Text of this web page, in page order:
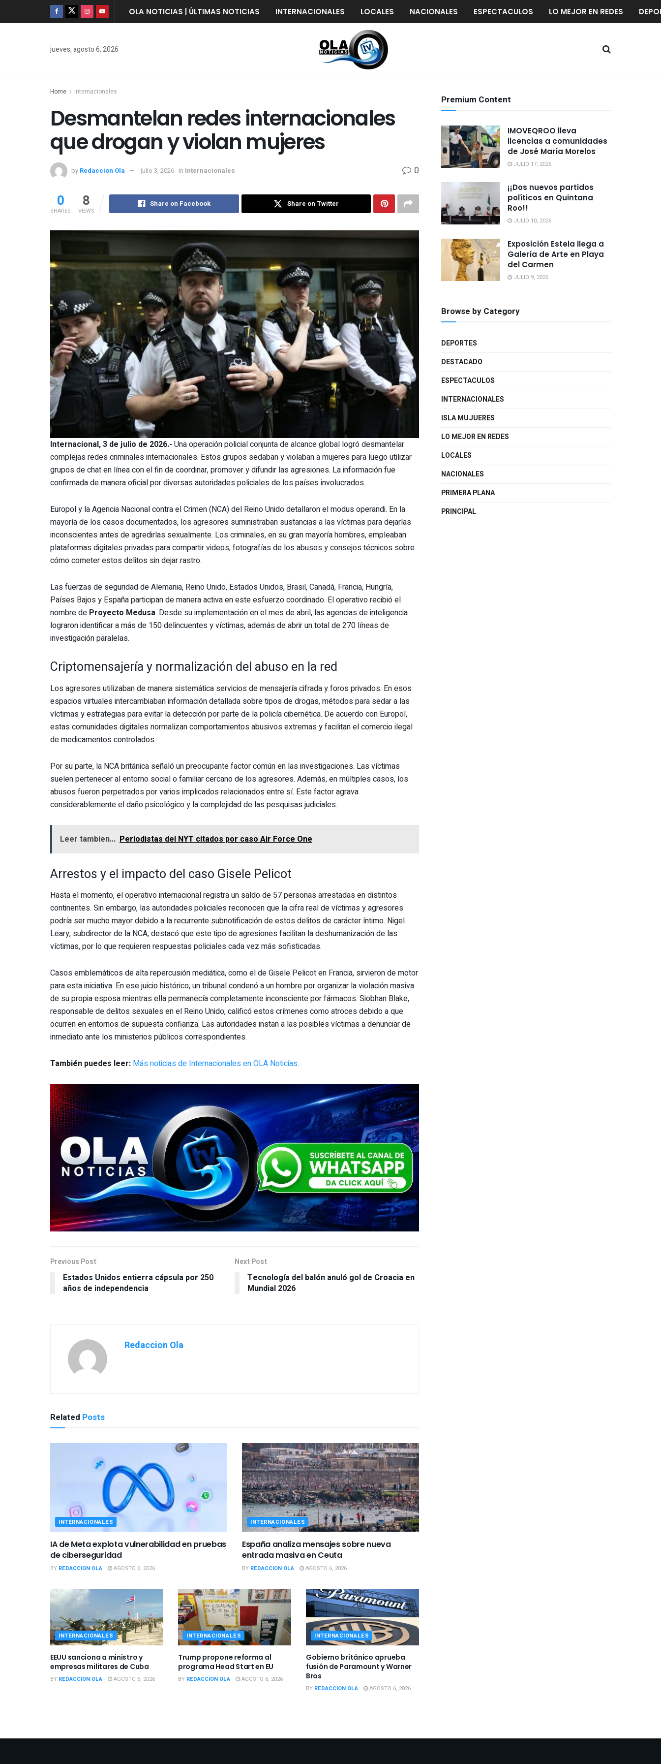
OLA NOTICIAS | ÚLTIMAS NOTICIAS INTERNACIONALES LOCALES NACIONALES ESPECTACULOS LO MEJOR EN REDES
jueves, agosto 6, 2026
Home Internacionales
Desmantelan redes internacionales
que drogan y violan mujeres
by Redaccion Ola julio 3, 2026 in Internacionales 0
0
SHARES
8
VIEWS
Share on Facebook Share on Twitter
Internacional, 3 de julio de 2026.- Una operación policial conjunta de alcance global logró desmantelar
complejas redes criminales internacionales. Estos grupos sedaban y violaban a mujeres para luego utilizar
grupos de chat en línea con el fin de coordinar, promover y difundir las agresiones. La información fue
confirmada de manera oficial por diversas autoridades policiales de los países involucrados.
Europol y la Agencia Nacional contra el Crimen (NCA) del Reino Unido detallaron el modus operandi. En la
mayoría de los casos documentados, los agresores suministraban sustancias a las víctimas para dejarlas
inconscientes antes de agredirlas sexualmente. Los criminales, en su gran mayoría hombres, empleaban
plataformas digitales privadas para compartir videos, fotografías de los abusos y consejos técnicos sobre
cómo cometer estos delitos sin dejar rastro.
Las fuerzas de seguridad de Alemania, Reino Unido, Estados Unidos, Brasil, Canadá, Francia, Hungría,
Países Bajos y España participan de manera activa en este esfuerzo coordinado. El operativo recibió el
nombre de Proyecto Medusa. Desde su implementación en el mes de abril, las agencias de inteligencia
lograron identificar a más de 150 delincuentes y víctimas, además de abrir un total de 270 líneas de
investigación paralelas.
Criptomensajería y normalización del abuso en la red
Los agresores utilizaban de manera sistemática servicios de mensajería cifrada y foros privados. En esos
espacios virtuales intercambiaban información detallada sobre tipos de drogas, métodos para sedar a las
víctimas y estrategias para evitar la detección por parte de la policía cibernética. De acuerdo con Europol,
estas comunidades digitales normalizan comportamientos abusivos extremas y facilitan el comercio ilegal
de medicamentos controlados.
Por su parte, la NCA británica señaló un preocupante factor común en las investigaciones. Las víctimas
suelen pertenecer al entorno social o familiar cercano de los agresores. Además, en múltiples casos, los
abusos fueron perpetrados por varios implicados relacionados entre sí. Este factor agrava
considerablemente el daño psicológico y la complejidad de las pesquisas judiciales.
Leer tambien... Periodistas del NYT citados por caso Air Force One
Arrestos y el impacto del caso Gisele Pelicot
Hasta el momento, el operativo internacional registra un saldo de 57 personas arrestadas en distintos
continentes. Sin embargo, las autoridades policiales reconocen que la cifra real de víctimas y agresores
podría ser mucho mayor debido a la recurrente subnotificación de estos delitos de carácter íntimo. Nigel
Leary, subdirector de la NCA, destacó que este tipo de agresiones facilitan la deshumanización de las
víctimas, por lo que requieren respuestas policiales cada vez más sofisticadas.
Casos emblemáticos de alta repercusión mediática, como el de Gisele Pelicot en Francia, sirvieron de motor
para esta iniciativa. En ese juicio histórico, un tribunal condenó a un hombre por organizar la violación masiva
de su propia esposa mientras ella permanecía completamente inconsciente por fármacos. Siobhan Blake,
responsable de delitos sexuales en el Reino Unido, calificó estos crímenes como atroces debido a que
ocurren en entornos de supuesta confianza. Las autoridades instan a las posibles víctimas a denunciar de
inmediato ante los ministerios públicos correspondientes.
También puedes leer: Más noticias de Internacionales en OLA Noticias.
Estados Unidos entierra cápsula por 250
años de independencia
Tecnología del balón anuló gol de Croacia en
Mundial 2026
INTERNACIONALES
IA de Meta explota vulnerabilidad en pruebas
de ciberseguridad
BY REDACCION OLA AGOSTO 6, 2026
INTERNACIONALES
España analiza mensajes sobre nueva
entrada masiva en Ceuta
BYREDACCION OLA AGOSTO 6, 2026
INTERNACIONALES
EEUU sanciona a ministro y
empresas militares de Cuba
BYREDACCION OLA AGOSTO 6, 2026
INTERNACIONALES
Trump propone reforma al
programa Head Start en EU
BYREDACCION OLA AGOSTO 6, 2026
INTERNACIONALES
Gobierno británico aprueba
fusión de Paramount y Warner
Bros
BYREDACCION OLA AGOSTO 6, 2026
Premium Content
IMOVEQROO lleva
licencias a comunidades
de José María Morelos
JULIO 17, 2026
¡¡Dos nuevos partidos
políticos en Quintana
Roo!!
JULIO 10, 2026
Exposición Estela llega a
Galería de Arte en Playa
del Carmen
JULIO 9, 2026
Browse by Category
DEPORTES
DESTACADO
ESPECTACULOS
INTERNACIONALES
ISLA MUJUERES
LO MEJOR EN REDES
LOCALES
NACIONALES
PRIMERA PLANA
PRINCIPAL